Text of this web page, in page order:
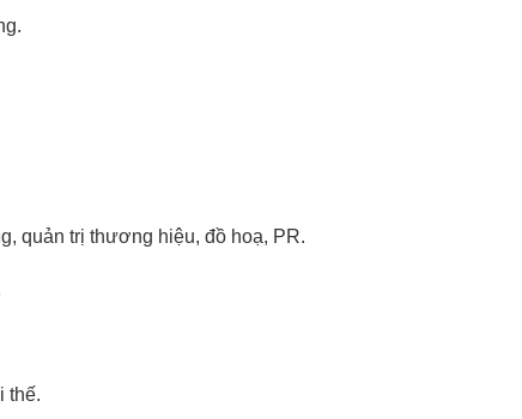
quản trị thương hiệu, đồ hoạ, PR.
thế.